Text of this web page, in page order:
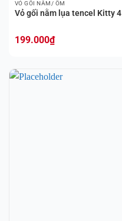
VỎ GỐI NẰM/ ÔM
Vỏ gối nằm lụa tencel Kitty 4
199.000₫